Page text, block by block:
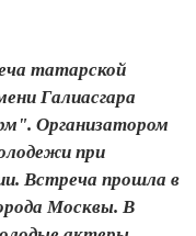
татарской
Галиасгара
Организатором
при
Встреча прошла в
Москвы. В